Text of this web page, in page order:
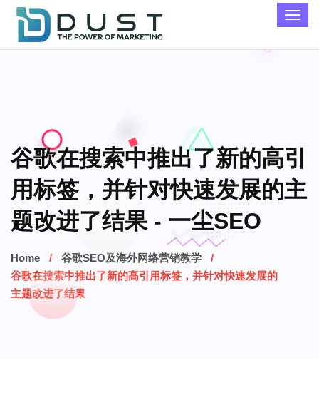
谷歌在搜索中推出了新的高引
用标签，并针对快速发展的主
题改进了结果 - 一尘SEO
Home
谷歌SEO及海外网络营销教学
谷歌在搜索中推出了新的高引用标签，并针对快速发展的
主题改进了结果